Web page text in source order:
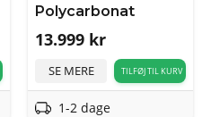
Polycarbonat
13.999 kr
SE MERE TILFØJ TIL KURV
1-2 dage